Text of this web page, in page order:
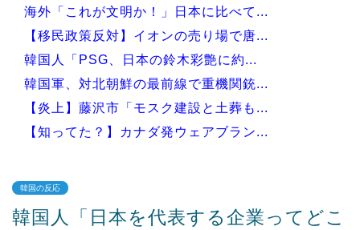
海外「これが文明か！」日本に比べて...
【移民政策反対】イオンの売り場で唐...
韓国人「PSG、日本の鈴木彩艶に約...
韓国軍、対北朝鮮の最前線で重機関銃...
【炎上】藤沢市「モスク建設と土葬も...
【知ってた？】カナダ発ウェアブラン...
Powered by livedoor 相互RSS
韓国の反応
韓国人「日本を代表する企業ってどこ